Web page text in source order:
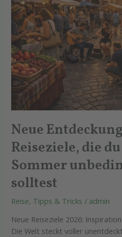
Neue
Reiseziele, die
Sommer
solltest
Reise, Tipps & Tricks / admin
Neue Reiseziele 2026:
Die Welt steckt voller
unbedingt
besuchen
solltest